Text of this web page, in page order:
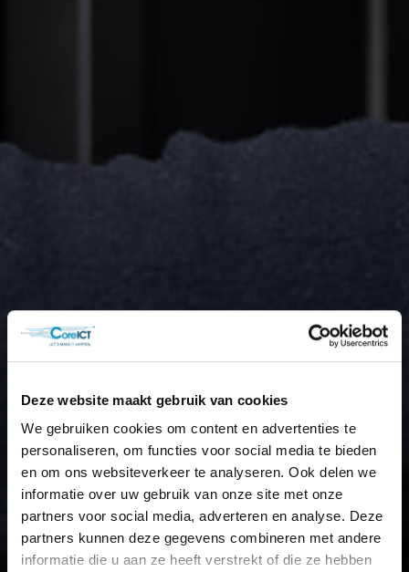
Deze website maakt gebruik van cookies
We gebruiken cookies om content en advertenties te
personaliseren, om functies voor social media te bieden
en om ons websiteverkeer te analyseren. Ook delen we
informatie over uw gebruik van onze site met onze
partners voor social media, adverteren en analyse. Deze
partners kunnen deze gegevens combineren met andere
informatie die u aan ze heeft verstrekt of die ze hebben